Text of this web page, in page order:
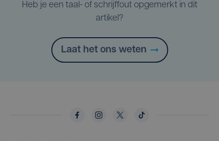
Heb je een taal- of schrijffout opgemerkt in dit
artikel?
Laat het ons weten